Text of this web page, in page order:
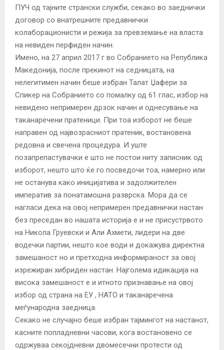
ПУЧ од тајните странски служби, секако во заеднички
договор со внатрешните предавнички
колаборационисти и режија за превземање на власта
на невиден перфиден начин.
Имено, на 27 април 2017 г во Собранието на Република
Македонија, после прекинот на седницата, на
нелегитимен начин беше избран Талат Џафери за
Спикер на Собранието со помалку од 61 глас, избор на
невидено непримерен дрзок начин и однесување на
таканаречени пратеници. При тоа изборот не беше
направен од највозрасниот пратеник, востановена
редовна и свечена процедура. И уште
позапрепастувачки е што не постои ниту записник од
изборот, нешто што ќе го посведочи тоа, намерно или
не останува како иницијатива и задолжителен
императив за понатамошна разврска. Мора да се
нагласи дека на овој непримерен предавнички настан
без преседан во нашата историја е и не присустрвото
на Никола Груевски и Али Ахмети, лидери на две
водечки партии, нешто кое води и докажува директна
замешаност но и претходна информираност за овој
изрежиран хибриден настан. Најголема идикација на
висока замешаност е и итното признавање на овој
избор од страна на ЕУ , НАТО и таканаречена
меѓународна заедница.
Секако не случајно беше избран тајмингот на настанот,
касните попладневни часови, кога востановено се
одржуваа секојдневни двомесечни протести од